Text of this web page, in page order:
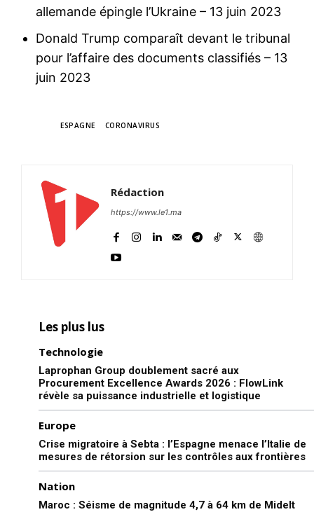
allemande épingle l’Ukraine – 13 juin 2023
Donald Trump comparaît devant le tribunal
pour l’affaire des documents classifiés – 13
juin 2023
ESPAGNE CORONAVIRUS
Rédaction
https://www.le1.ma
Les plus lus
Technologie
Laprophan Group doublement sacré aux
Procurement Excellence Awards 2026 : FlowLink
révèle sa puissance industrielle et logistique
Europe
Crise migratoire à Sebta : l’Espagne menace l’Italie de
mesures de rétorsion sur les contrôles aux frontières
Nation
Maroc : Séisme de magnitude 4,7 à 64 km de Midelt